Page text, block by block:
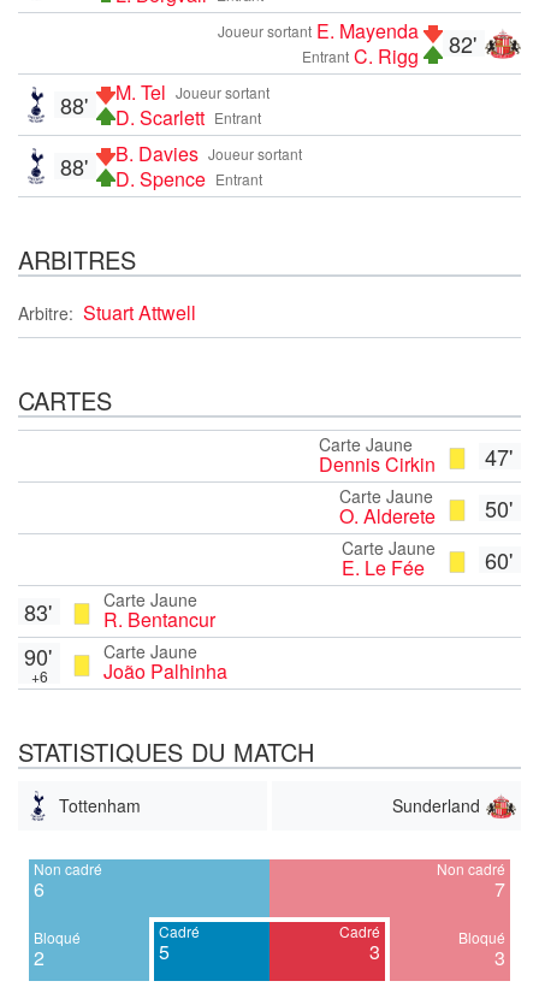
82'
Joueur sortant E. Mayenda
Entrant C. Rigg
Joueur sortant
M. Tel
Entrant
D. Scarlett
88'
Joueur sortant
B. Davies
Entrant
D. Spence
88'
ARBITRES
Arbitre: Stuart Attwell
CARTES
47'
Carte Jaune
Dennis Cirkin
50'
Carte Jaune
O. Alderete
60'
Carte Jaune
E. Le Fée
Carte Jaune
R. Bentancur
83'
Carte Jaune
João Palhinha
90'
+6
STATISTIQUES DU MATCH
Tottenham Sunderland
Non cadré
6
Bloqué
2
Cadré
5
Cadré
3
Non cadré
7
Bloqué
3